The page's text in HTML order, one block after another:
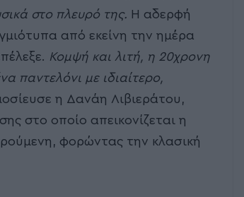
στο πλευρό της. Η αδερφή
από εκείνη την ημέρα
Κομψή και λιτή, η 20χρονη
παντελόνι με ιδιαίτερο,
η Δανάη Λιβιεράτου,
στο οποίο απεικονίζεται η
φορώντας την κλασική